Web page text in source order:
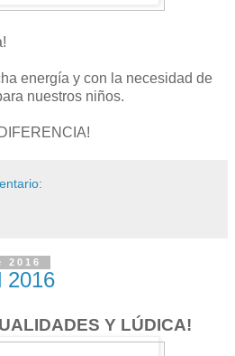
energía y con la necesidad de
nuestros niños.
2016
2016
Y LÚDICA!